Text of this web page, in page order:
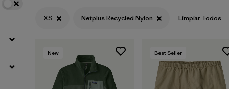
XS Netplus Recycled Nylon Limpiar Todos
New Best Seller